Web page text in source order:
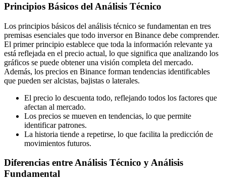
Principios Básicos del Análisis Técnico
Los principios básicos del análisis técnico se fundamentan en tres
premisas esenciales que todo inversor en Binance debe comprender.
El primer principio establece que toda la información relevante ya
está reflejada en el precio actual, lo que significa que analizando los
gráficos se puede obtener una visión completa del mercado.
Además, los precios en Binance forman tendencias identificables
que pueden ser alcistas, bajistas o laterales.
El precio lo descuenta todo, reflejando todos los factores que
afectan al mercado.
Los precios se mueven en tendencias, lo que permite
identificar patrones.
La historia tiende a repetirse, lo que facilita la predicción de
movimientos futuros.
Diferencias entre Análisis Técnico y Análisis
Fundamental